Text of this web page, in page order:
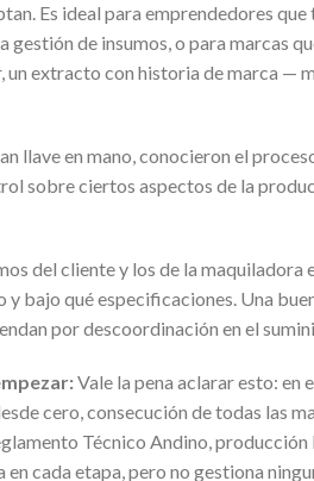
Es ideal para emprendedores
de insumos, o para marcas
extracto con historia de marca —
llave en mano, conocieron el
sobre ciertos aspectos de la
del cliente y los de la maquiladora
bajo qué especificaciones. Una
por descoordinación en el
Vale la pena aclarar esto: en
cero, consecución de todas las
Técnico Andino, producción
cada etapa, pero no gestiona